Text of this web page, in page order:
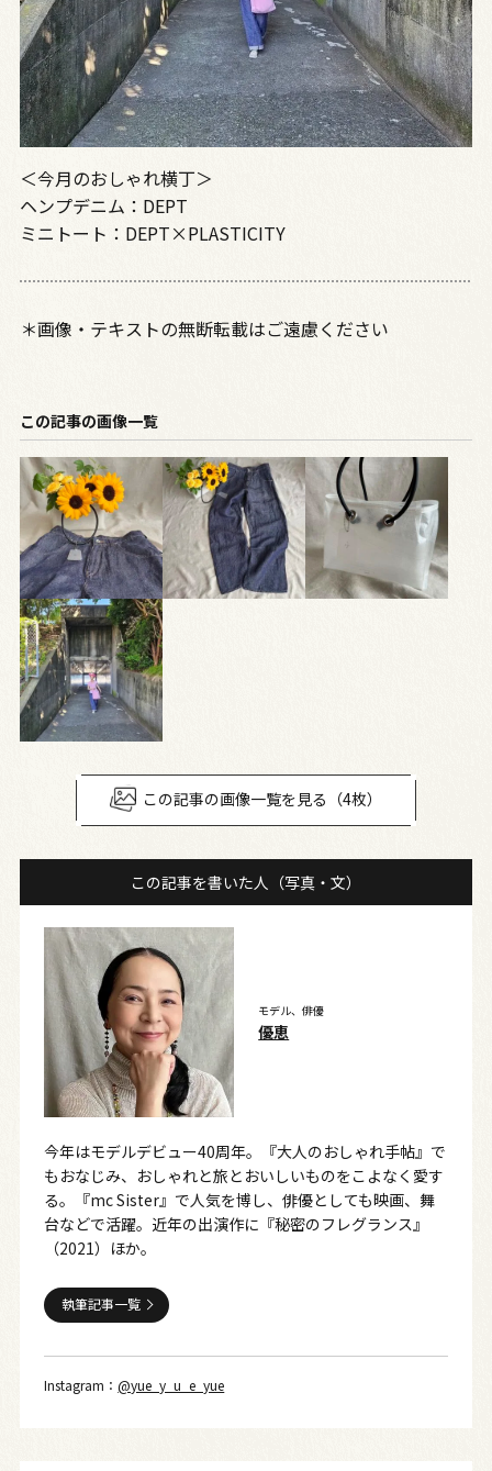
＜今月のおしゃれ横丁＞
ヘンプデニム：DEPT
ミニトート：DEPT×PLASTICITY
＊画像・テキストの無断転載はご遠慮ください
この記事の画像一覧
この記事の画像一覧を見る（4枚）
この記事を書いた人（写真・文）
モデル、俳優
優恵
今年はモデルデビュー40周年。『大人のおしゃれ手帖』で
もおなじみ、おしゃれと旅とおいしいものをこよなく愛す
る。『mc Sister』で人気を博し、俳優としても映画、舞
台などで活躍。近年の出演作に『秘密のフレグランス』
（2021）ほか。
執筆記事一覧
Instagram：@yue_y_u_e_yue